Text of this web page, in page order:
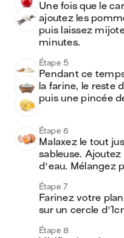
Une fois que le
ajoutez les
puis laissez
minutes.
Étape 5
Pendant ce
la farine, le reste
puis une pincée
Étape 6
Malaxez le tout
sableuse.
d'eau. Mélangez
Étape 7
Farinez votre
sur un cercle
Étape 8